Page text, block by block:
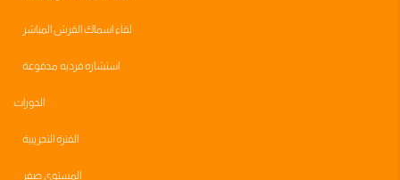
لقاء اسماك القرش المباشر
استشاره فرديه مدفوعة
الدورات
الفترة التجريبية
المستوى صفر